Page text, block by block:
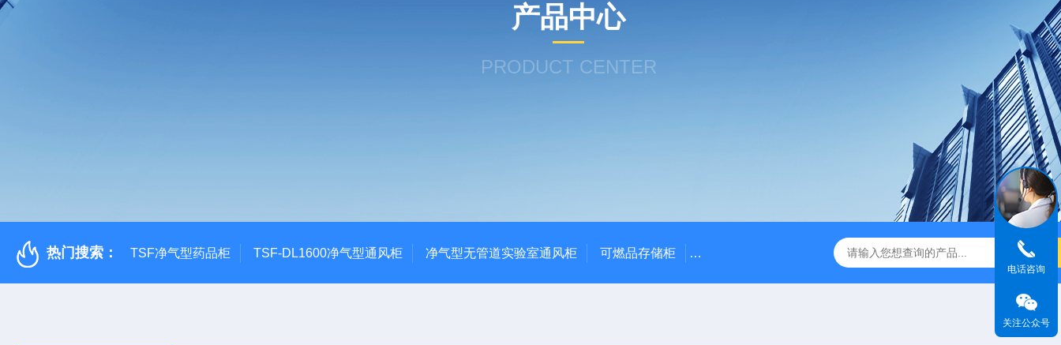
产品中心
PRODUCT CENTER
热门搜索： TSF净气型药品柜 TSF-DL1600净气型通风柜 净气型无管道实验室通风柜 可燃品存储柜 TSF-DS800净气型通风柜 TSF-DS800FW净气型通风柜（全
电话咨询
关注公众号